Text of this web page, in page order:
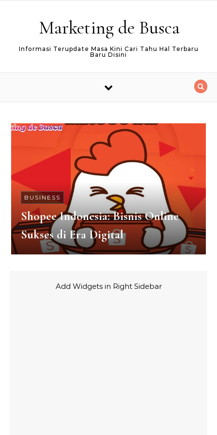
Marketing de Busca
Informasi Terupdate Masa Kini Cari Tahu Hal Terbaru
Baru Disini
BUSINESS
Shopee Indonesia: Bisnis Online
Sukses di Era Digital
Add Widgets in Right Sidebar